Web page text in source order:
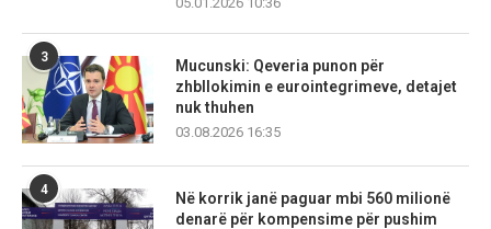
3
Mucunski: Qeveria punon për
zhbllokimin e eurointegrimeve, detajet
nuk thuhen
03.08.2026 16:35
4
Në korrik janë paguar mbi 560 milionë
denarë për kompensime për pushim